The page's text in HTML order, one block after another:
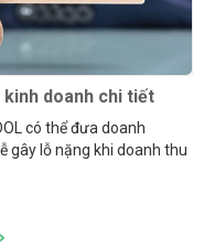
kinh doanh chi tiết
có thể đưa doanh
gây lỗ nặng khi doanh thu